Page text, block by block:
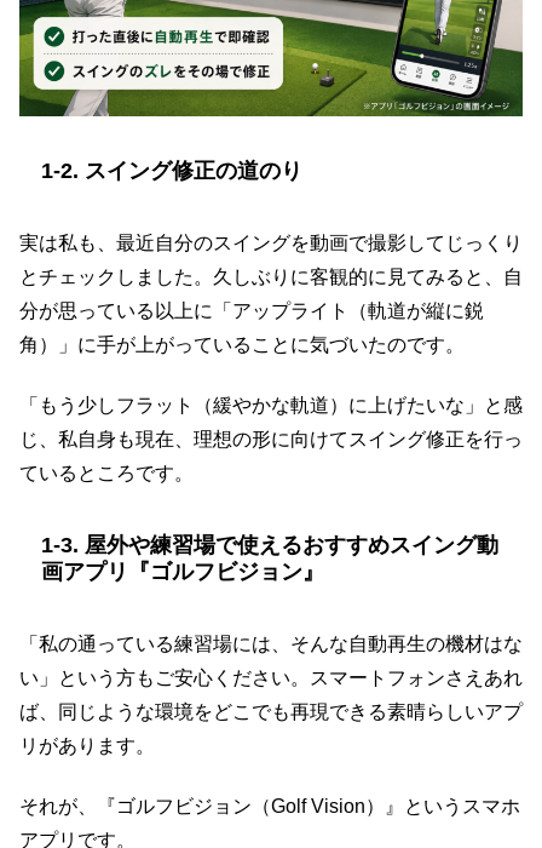
1-2. スイング修正の道のり
実は私も、最近自分のスイングを動画で撮影してじっくり
とチェックしました。久しぶりに客観的に見てみると、自
分が思っている以上に「アップライト（軌道が縦に鋭
角）」に手が上がっていることに気づいたのです。
「もう少しフラット（緩やかな軌道）に上げたいな」と感
じ、私自身も現在、理想の形に向けてスイング修正を行っ
ているところです。
1-3. 屋外や練習場で使えるおすすめスイング動
画アプリ『ゴルフビジョン』
「私の通っている練習場には、そんな自動再生の機材はな
い」という方もご安心ください。スマートフォンさえあれ
ば、同じような環境をどこでも再現できる素晴らしいアプ
リがあります。
それが、『ゴルフビジョン（Golf Vision）』というスマホ
アプリです。